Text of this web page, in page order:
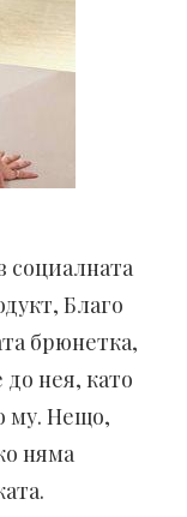
социалната
Благо
брюнетка,
нея, като
му. Нещо,
няма